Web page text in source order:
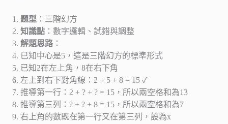
題型 ：三階幻方
知識點 ：數字邏輯、試錯與調整
解題思路 ：
已知中心是5，這是三階幻方的標準形式
已知2在左上角，8在右下角
左上到右下對角線：2 + 5 + 8 = 15 ✓
推導第一行：2 + ? + ? = 15，所以兩空格和為13
推導第三列：? + ? + 8 = 15，所以兩空格和為7
右上角的數既在第一行又在第三列，設為x